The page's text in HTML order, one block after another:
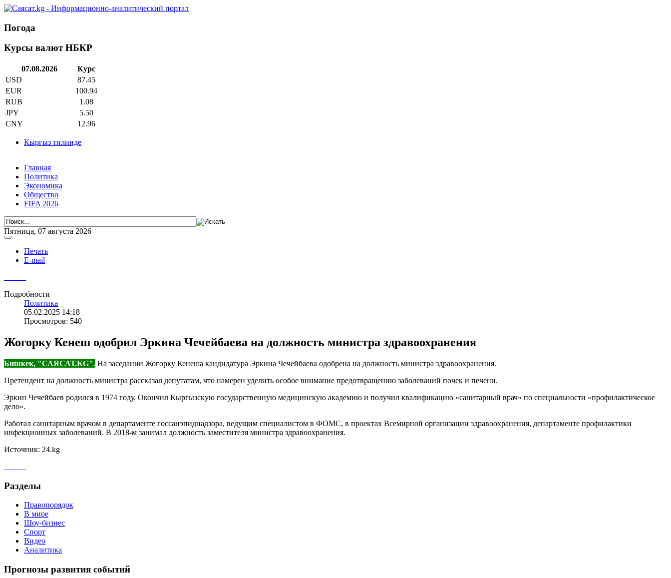
Погода
Курсы валют НБКР
07.08.2026
Курс
USD
87.45
EUR
100.94
RUB
1.08
JPY
5.50
CNY
12.96
Кыргыз тилинде
Главная
Политика
Экономика
Общество
FIFA 2026
Пятница, 07 августа 2026
Печать
E-mail
Подробности
Политика
05.02.2025 14:18
Просмотров: 540
Жогорку Кенеш одобрил Эркина Чечейбаева на должность министра здравоохранения
Бишкек, "САЯСАТ.KG". На заседании Жогорку Кенеша кандидатура Эркина Чечейбаева одобрена на должность министра здравоохранения.
Претендент на должность министра рассказал депутатам, что намерен уделить особое внимание предотвращению заболеваний почек и печени.
Эркин Чечейбаев родился в 1974 году. Окончил Кыргызскую государственную медицинскую академию и получил квалификацию «санитарный врач» по специальности «профилактическое
дело».
Работал санитарным врачом в департаменте госсанэпиднадзора, ведущим специалистом в ФОМС, в проектах Всемирной организации здравоохранения, департаменте профилактики
инфекционных заболеваний. В 2018-м занимал должность заместителя министра здравоохранения.
Источник: 24.kg
Разделы
Правопорядок
В мире
Шоу-бизнес
Спорт
Видео
Аналитика
Прогнозы развития событий